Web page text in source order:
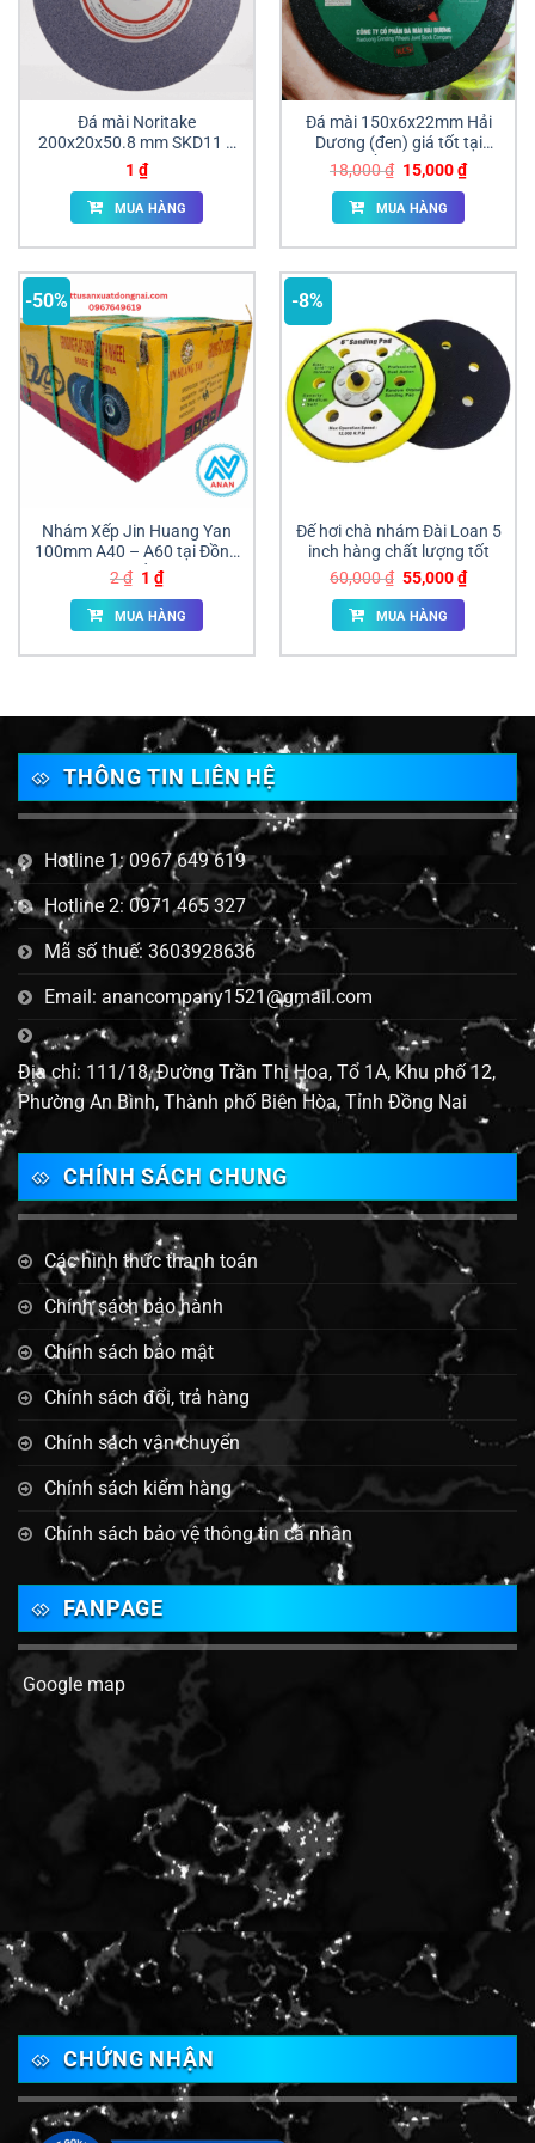
Đá mài Noritake
200x20x50.8 mm SKD11 –
Đá xanh GC80 & Đá cam
A46
1 ₫
MUA HÀNG
Đá mài 150x6x22mm Hải
Dương (đen) giá tốt tại
Đồng Nai
18,000₫ Giá
gốc
là:
18,000 ₫.
15,000₫Giá
hiện
MUA HÀNG
-50%
Nhám Xếp Jin Huang Yan
100mm A40 – A60 tại Đồng
Nai | Đá Ráp Xếp Đánh Bóng
Gỗ & Kim Loại Giá Tốt
2₫ Giá
gốc
là:
2 ₫.
1₫Giá
hiện
tại
là:
MUA HÀNG
-8%
Đế hơi chà nhám Đài Loan 5
inch hàng chất lượng tốt
60,000₫ Giá
gốc
là:
60,000 ₫.
55,000₫Giá
hiện
MUA HÀNG
THÔNG TIN LIÊN HỆ
Hotline 1: 0967 649 619
Hotline 2: 0971 465 327
Mã số thuế: 3603928636
Email: anancompany1521@gmail.com
Địa chỉ: 111/18, Đường Trần Thị Hoa, Tổ 1A, Khu phố 12,
Phường An Bình, Thành phố Biên Hòa, Tỉnh Đồng Nai
CHÍNH SÁCH CHUNG
Các hình thức thanh toán
Chính sách bảo hành
Chính sách bảo mật
Chính sách đổi, trả hàng
Chính sách vận chuyển
Chính sách kiểm hàng
Chính sách bảo vệ thông tin cá nhân
FANPAGE
Google map
CHỨNG NHẬN